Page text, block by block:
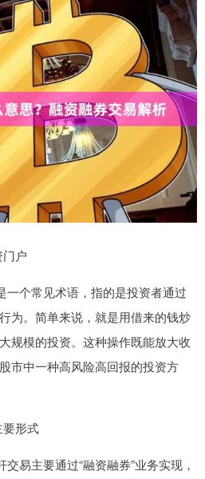
户
一个常见术语，指的是投资者通过
为。简单来说，就是用借来的钱炒
规模的投资。这种操作既能放大收
市中一种高风险高回报的投资方
形式
易主要通过“融资融券”业务实现，